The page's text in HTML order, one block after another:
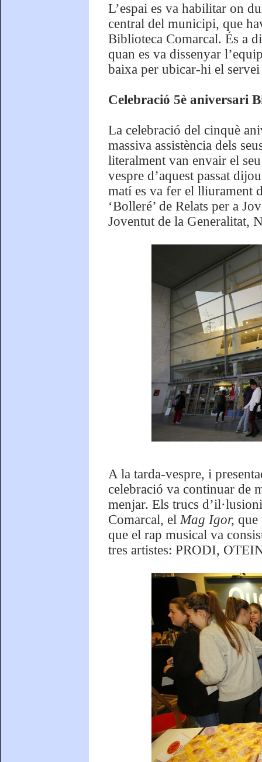
L’espai es va habilitar on
central del municipi, que
Biblioteca Comarcal. És a
quan es va dissenyar
baixa per ubicar-hi el
Celebració 5è aniversari
La celebració del cinquè
massiva assistència dels
literalment van envair el
vespre d’aquest passat
matí es va fer el lliurament
‘Bolleré’ de Relats per a
Joventut de la Generalitat,
A la tarda-vespre, i
celebració va continuar de
menjar. Els trucs
Comarcal, el Mag Igor, que
que el rap musical va
tres artistes: PRODI,